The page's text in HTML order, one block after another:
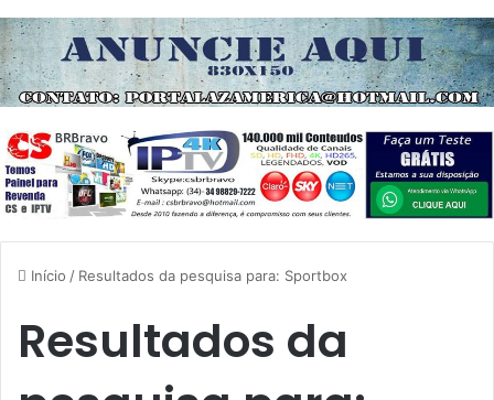
Início / Resultados da pesquisa para: Sportbox
Resultados da